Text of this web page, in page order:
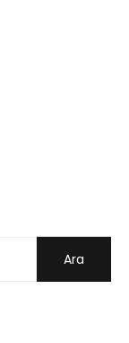
Ara